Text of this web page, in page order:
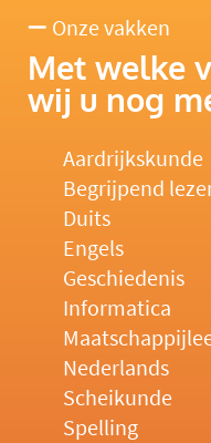
Onze vakken
Met welke
wij u nog
Aardrijkskunde
Begrijpend
Duits
Engels
Geschiedenis
Informatica
Nederlands
Scheikunde
Spelling